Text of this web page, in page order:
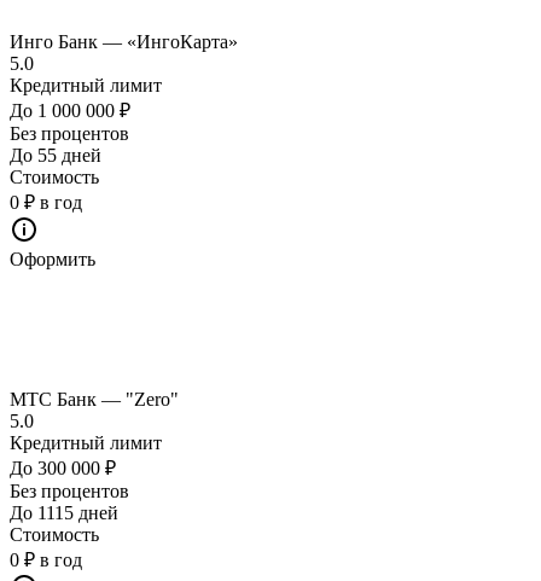
Инго Банк — «ИнгоКарта»
5.0
Кредитный лимит
До 1 000 000 ₽
Без процентов
До 55 дней
Стоимость
0 ₽ в год
Оформить
МТС Банк — "Zero"
5.0
Кредитный лимит
До 300 000 ₽
Без процентов
До 1115 дней
Стоимость
0 ₽ в год